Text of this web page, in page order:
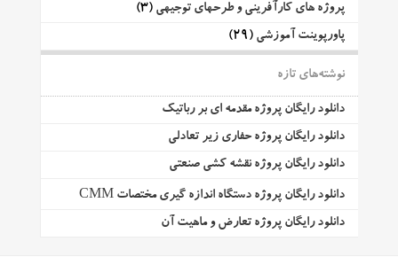
پروژه های کارآفرینی و طرحهای توجیهی (3)
پاورپوینت آموزشی (29)
نوشته‌های تازه
دانلود رایگان پروژه مقدمه ای بر رباتیک
دانلود رایگان پروژه حفاری زیر تعادلی
دانلود رایگان پروژه نقشه کشی صنعتی
دانلود رایگان پروژه دستگاه اندازه گیری مختصات CMM
دانلود رایگان پروژه تعارض و ماهیت آن